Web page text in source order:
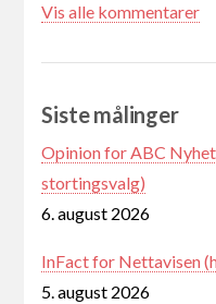
Vis alle kommentarer
Siste målinger
Opinion for ABC
stortingsvalg)
6. august 2026
InFact for Nettavisen
5. august 2026